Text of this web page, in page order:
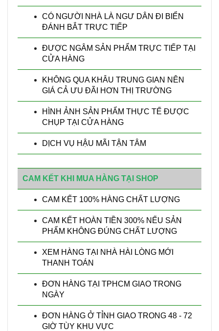
CÓ NGƯỜI NHÀ LÀ NGƯ DÂN ĐI BIỂN
ĐÁNH BẮT TRỰC TIẾP
ĐƯỢC NGÂM SẢN PHẨM TRỰC TIẾP TẠI
CỬA HÀNG
KHÔNG QUA KHÂU TRUNG GIAN NÊN
GIÁ CẢ ƯU ĐÃI HƠN THỊ TRƯỜNG
HÌNH ẢNH SẢN PHẨM THỰC TẾ ĐƯỢC
CHỤP TẠI CỬA HÀNG
DỊCH VỤ HẬU MÃI TẬN TÂM
CAM KẾT KHI MUA HÀNG TẠI SHOP
CAM KẾT 100% HÀNG CHẤT LƯỢNG
CAM KẾT HOÀN TIỀN 300% NẾU SẢN
PHẨM KHÔNG ĐÚNG CHẤT LƯỢNG
XEM HÀNG TẠI NHÀ HÀI LÒNG MỚI
THANH TOÁN
ĐƠN HÀNG TẠI TPHCM GIAO TRONG
NGÀY
ĐƠN HÀNG Ở TỈNH GIAO TRONG 48 - 72
GIỜ TÙY KHU VỰC